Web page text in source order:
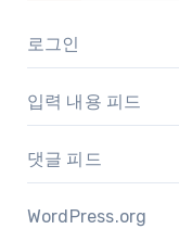
로그인
입력 내용 피드
댓글 피드
WordPress.org